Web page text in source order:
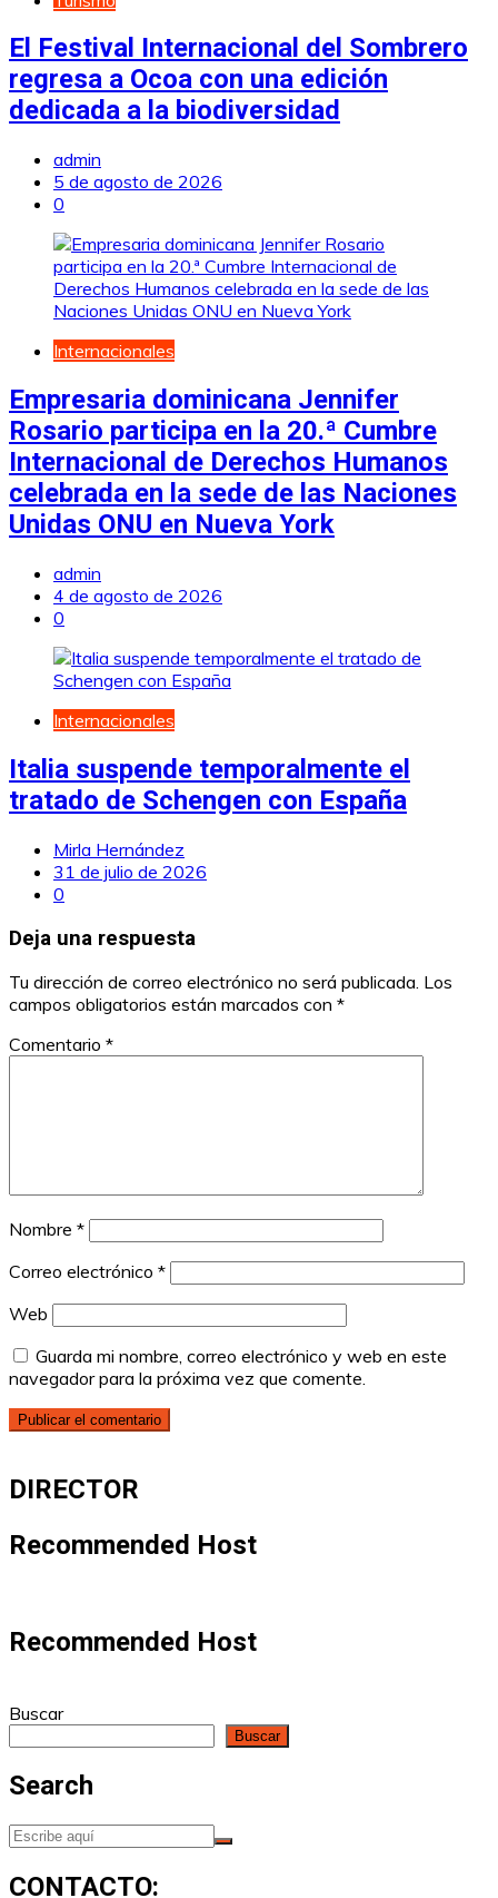
El Festival Internacional del Sombrero
regresa a Ocoa con una edición
dedicada a la biodiversidad
admin
5 de agosto de 2026
0
Internacionales
Empresaria dominicana Jennifer
Rosario participa en la 20.ª Cumbre
Internacional de Derechos Humanos
celebrada en la sede de las Naciones
Unidas ONU en Nueva York
admin
4 de agosto de 2026
0
Internacionales
Italia suspende temporalmente el
tratado de Schengen con España
Mirla Hernández
31 de julio de 2026
0
Deja una respuesta
Tu dirección de correo electrónico no será publicada. Los
campos obligatorios están marcados con *
Comentario *
Nombre *
Correo electrónico *
Web
Guarda mi nombre, correo electrónico y web en este
navegador para la próxima vez que comente.
DIRECTOR
Recommended Host
Recommended Host
Buscar
Buscar
Search
CONTACTO: